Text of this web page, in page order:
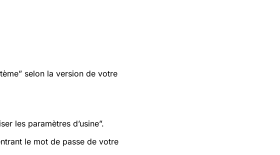
selon la version de votre
les paramètres d’usine”.
le mot de passe de votre